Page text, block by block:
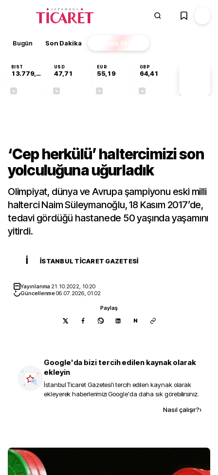
Bugün Son Dakika Finans EKSTRA
BIST
13.779,39
USD
47,71
EUR
55,19
GBP
64,41
‘Cep herkülü’ haltercimizi son
yolculuğuna uğurladık
Olimpiyat, dünya ve Avrupa şampiyonu eski milli
halterci Naim Süleymanoğlu, 18 Kasım 2017’de,
tedavi gördüğü hastanede 50 yaşında yaşamını
yitirdi.
İ İSTANBUL TICARET GAZETESI
Yayınlanma 21.10.2022, 10:20
Güncellenme06.07.2026, 01:02
Paylaş
N
Google'da bizi tercih edilen kaynak olarak
ekleyin
İstanbul Ticaret Gazetesi'i tercih edilen kaynak olarak
ekleyerek haberlerimizi Google'da daha sık görebilirsiniz.
Nasıl çalışır?›